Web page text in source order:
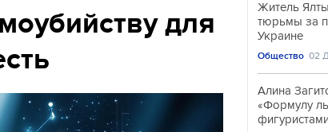
Происшествия
для
Житель
тюрьмы за
Украине
Общество 02
Алина
«Формулу